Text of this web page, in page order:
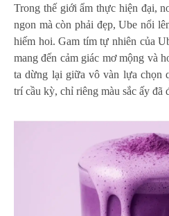
Trong thế giới ẩm thực hiện đại,
ngon mà còn phải đẹp, Ube nổi
hiếm hoi. Gam tím tự nhiên của
mang đến cảm giác mơ mộng và
ta dừng lại giữa vô vàn lựa chọn
trí cầu kỳ, chỉ riêng màu sắc ấy đã